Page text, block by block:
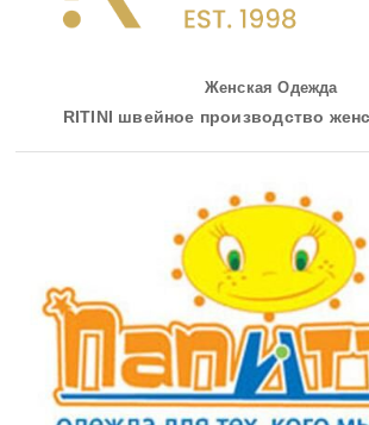
Женская Одежда
RITINI швейное производство